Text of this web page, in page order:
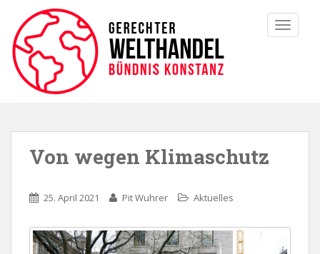
Von wegen Klimaschutz
25. April 2021 Pit Wuhrer Aktuelles